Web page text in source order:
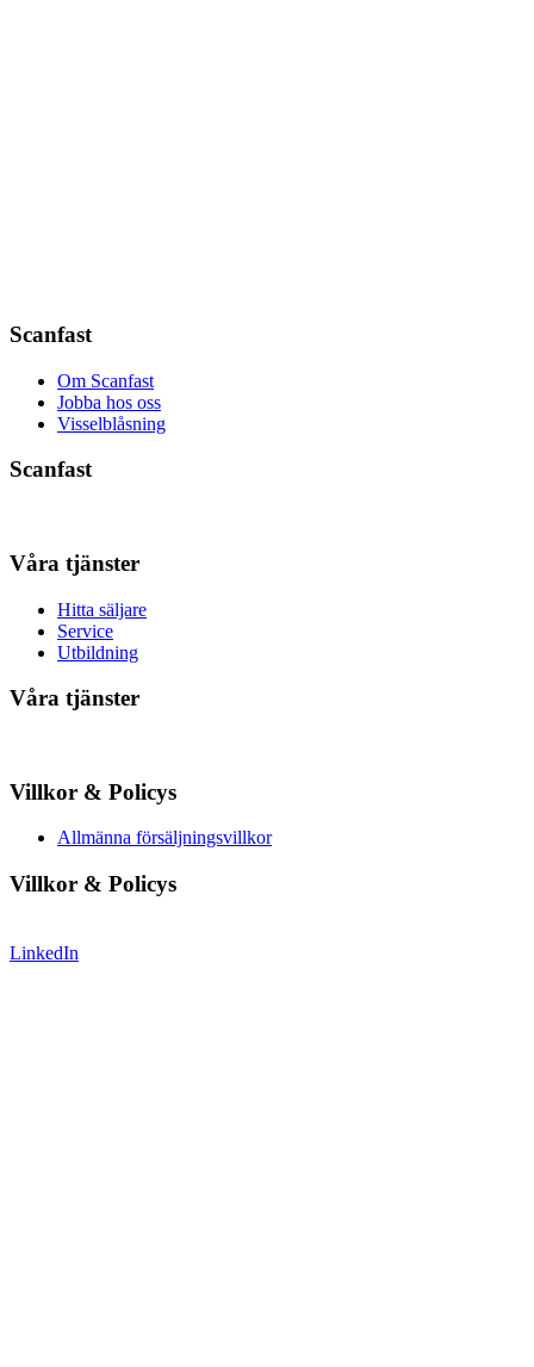
Scanfast
Om Scanfast
Jobba hos oss
Visselblåsning
Scanfast
Våra tjänster
Hitta säljare
Service
Utbildning
Våra tjänster
Villkor & Policys
Allmänna försäljningsvillkor
Villkor & Policys
LinkedIn